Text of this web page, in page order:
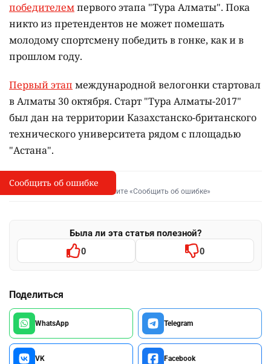
победителемпервого этапа "Тура Алматы". Пока
никто из претендентов не может помешать
молодому спортсмену победить в гонке, как и в
прошлом году.
Первый этап международной велогонки стартовал
в Алматы 30 октября. Старт "Тура Алматы-2017"
был дан на территории Казахстанско-британского
технического университета рядом с площадью
"Астана".
I
Сообщить об опечатке
Выделите фрагмент и нажмите «Сообщить об ошибке»
Была ли эта статья полезной?
0 0
Поделиться
WhatsApp Telegram
VK Facebook
Сообщить об ошибке